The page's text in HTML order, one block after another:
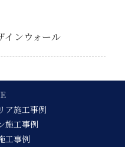
ンウォール
ア施工事例
施工事例
工事例